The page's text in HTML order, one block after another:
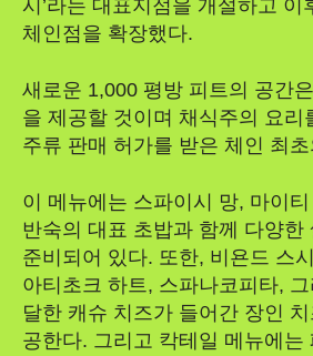
시’라는 대표지점을 개설하고 이
체인점을 확장했다.
새로운 1,000 평방 피트의 공간
을 제공할 것이며 채식주의 요리
주류 판매 허가를 받은 체인 최
이 메뉴에는 스파이시 망, 마이
반숙의 대표 초밥과 함께 다양한
준비되어 있다. 또한, 비욘드 스
아티초크 하트, 스파나코피타,
달한 캐슈 치즈가 들어간 장인 치
공한다. 그리고 칵테일 메뉴에는